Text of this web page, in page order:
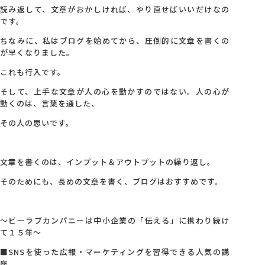
読み返して、文章がおかしければ、やり直せばいいだけなの
です。
ちなみに、私はブログを始めてから、圧倒的に文章を書くの
が早くなりました。
これも行入です。
そして、上手な文章が人の心を動かすのではない。人の心が
動くのは、言葉を通した、
その人の思いです。
文章を書くのは、インプット＆アウトプットの繰り返し。
そのためにも、長めの文章を書く、ブログはおすすめです。
～ビーラブカンパニーは中小企業の「伝える」に携わり続け
て１５年～
■SNSを使った広報・マーケティングを習得できる人気の講